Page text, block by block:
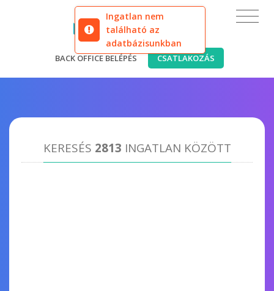
Ingatlan nem
található az
adatbázisunkban
BACK OFFICE BELÉPÉS CSATLAKOZÁS
KERESÉS 2813 INGATLAN KÖZÖTT